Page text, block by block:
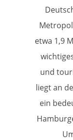
etwa 1,9
und
liegt an
ein